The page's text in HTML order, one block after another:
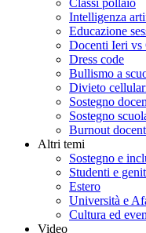
Classi pollaio
Intelligenza
Educazione
Docenti Ieri vs
Dress code
Bullismo a
Divieto
Sostegno
Sostegno
Burnout
Altri temi
Sostegno e
Studenti e
Estero
Università e
Cultura ed
Video